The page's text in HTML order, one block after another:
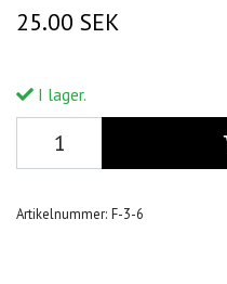
25.00 SEK
I lager.
Artikelnummer: F-3-6